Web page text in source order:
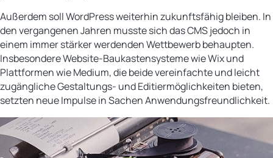
Außerdem soll WordPress weiterhin zukunftsfähig bleiben. In
den vergangenen Jahren musste sich das CMS jedoch in
einem immer stärker werdenden Wettbewerb behaupten.
Insbesondere Website-Baukastensysteme wie Wix und
Plattformen wie Medium, die beide vereinfachte und leicht
zugängliche Gestaltungs- und Editiermöglichkeiten bieten,
setzten neue Impulse in Sachen Anwendungsfreundlichkeit.